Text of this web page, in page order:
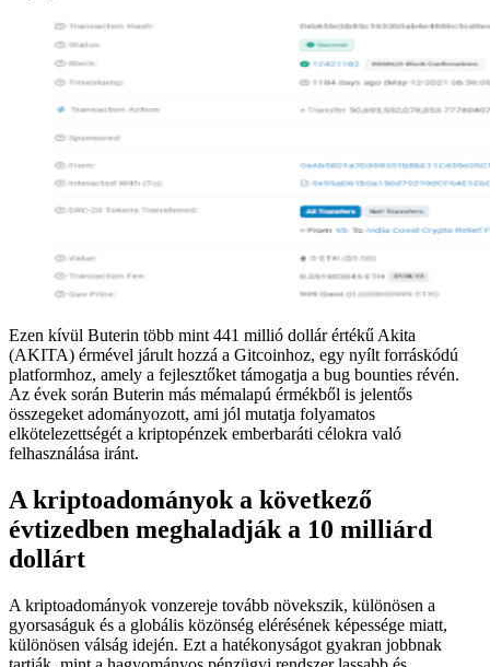
Ezen kívül Buterin több mint 441 millió dollár értékű Akita
(AKITA) érmével járult hozzá a Gitcoinhoz, egy nyílt forráskódú
platformhoz, amely a fejlesztőket támogatja a bug bounties révén.
Az évek során Buterin más mémalapú érmékből is jelentős
összegeket adományozott, ami jól mutatja folyamatos
elkötelezettségét a kriptopénzek emberbaráti célokra való
felhasználása iránt.
A kriptoadományok a következő
évtizedben meghaladják a 10 milliárd
dollárt
A kriptoadományok vonzereje tovább növekszik, különösen a
gyorsaságuk és a globális közönség elérésének képessége miatt,
különösen válság idején. Ezt a hatékonyságot gyakran jobbnak